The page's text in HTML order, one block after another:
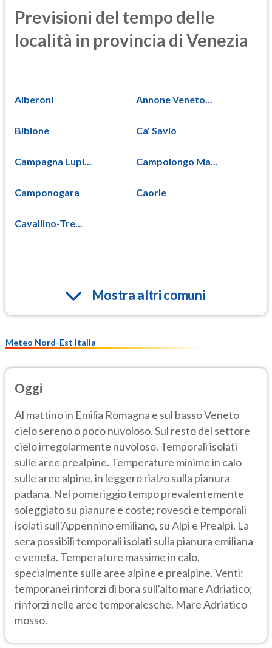
Previsioni del tempo delle
località in provincia di Venezia
Alberoni Annone Veneto...
Bibione Ca' Savio
Campagna Lupi... Campolongo Ma...
Camponogara Caorle
Cavallino-Tre...
Mostra altri comuni
Meteo Nord-Est Italia
Oggi
Al mattino in Emilia Romagna e sul basso Veneto
cielo sereno o poco nuvoloso. Sul resto del settore
cielo irregolarmente nuvoloso. Temporali isolati
sulle aree prealpine. Temperature minime in calo
sulle aree alpine, in leggero rialzo sulla pianura
padana. Nel pomeriggio tempo prevalentemente
soleggiato su pianure e coste; rovesci e temporali
isolati sull'Appennino emiliano, su Alpi e Prealpi. La
sera possibili temporali isolati sulla pianura emiliana
e veneta. Temperature massime in calo,
specialmente sulle aree alpine e prealpine. Venti:
temporanei rinforzi di bora sull'alto mare Adriatico;
rinforzi nelle aree temporalesche. Mare Adriatico
mosso.